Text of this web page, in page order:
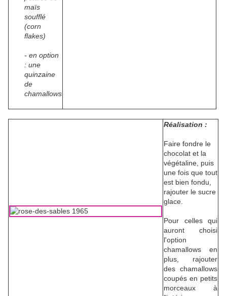
maïs
soufflé
(corn
flakes)
- en option
: une
quinzaine
de
chamallows
Réalisation :
Faire fondre le
chocolat et la
végétaline, puis
une fois que tout
est bien fondu,
rajouter le sucre
glace.
Pour celles qui
auront choisi
l'option
chamallows en
plus, rajouter
des chamallows
coupés en petits
morceaux à